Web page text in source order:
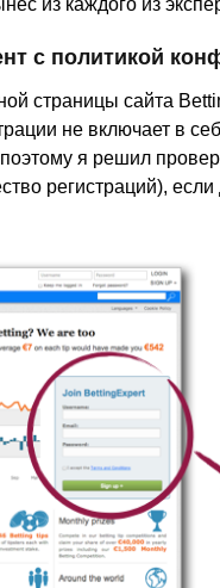
из каждого из
с политикой
страницы сайта
не включает в
я решил
регистраций),